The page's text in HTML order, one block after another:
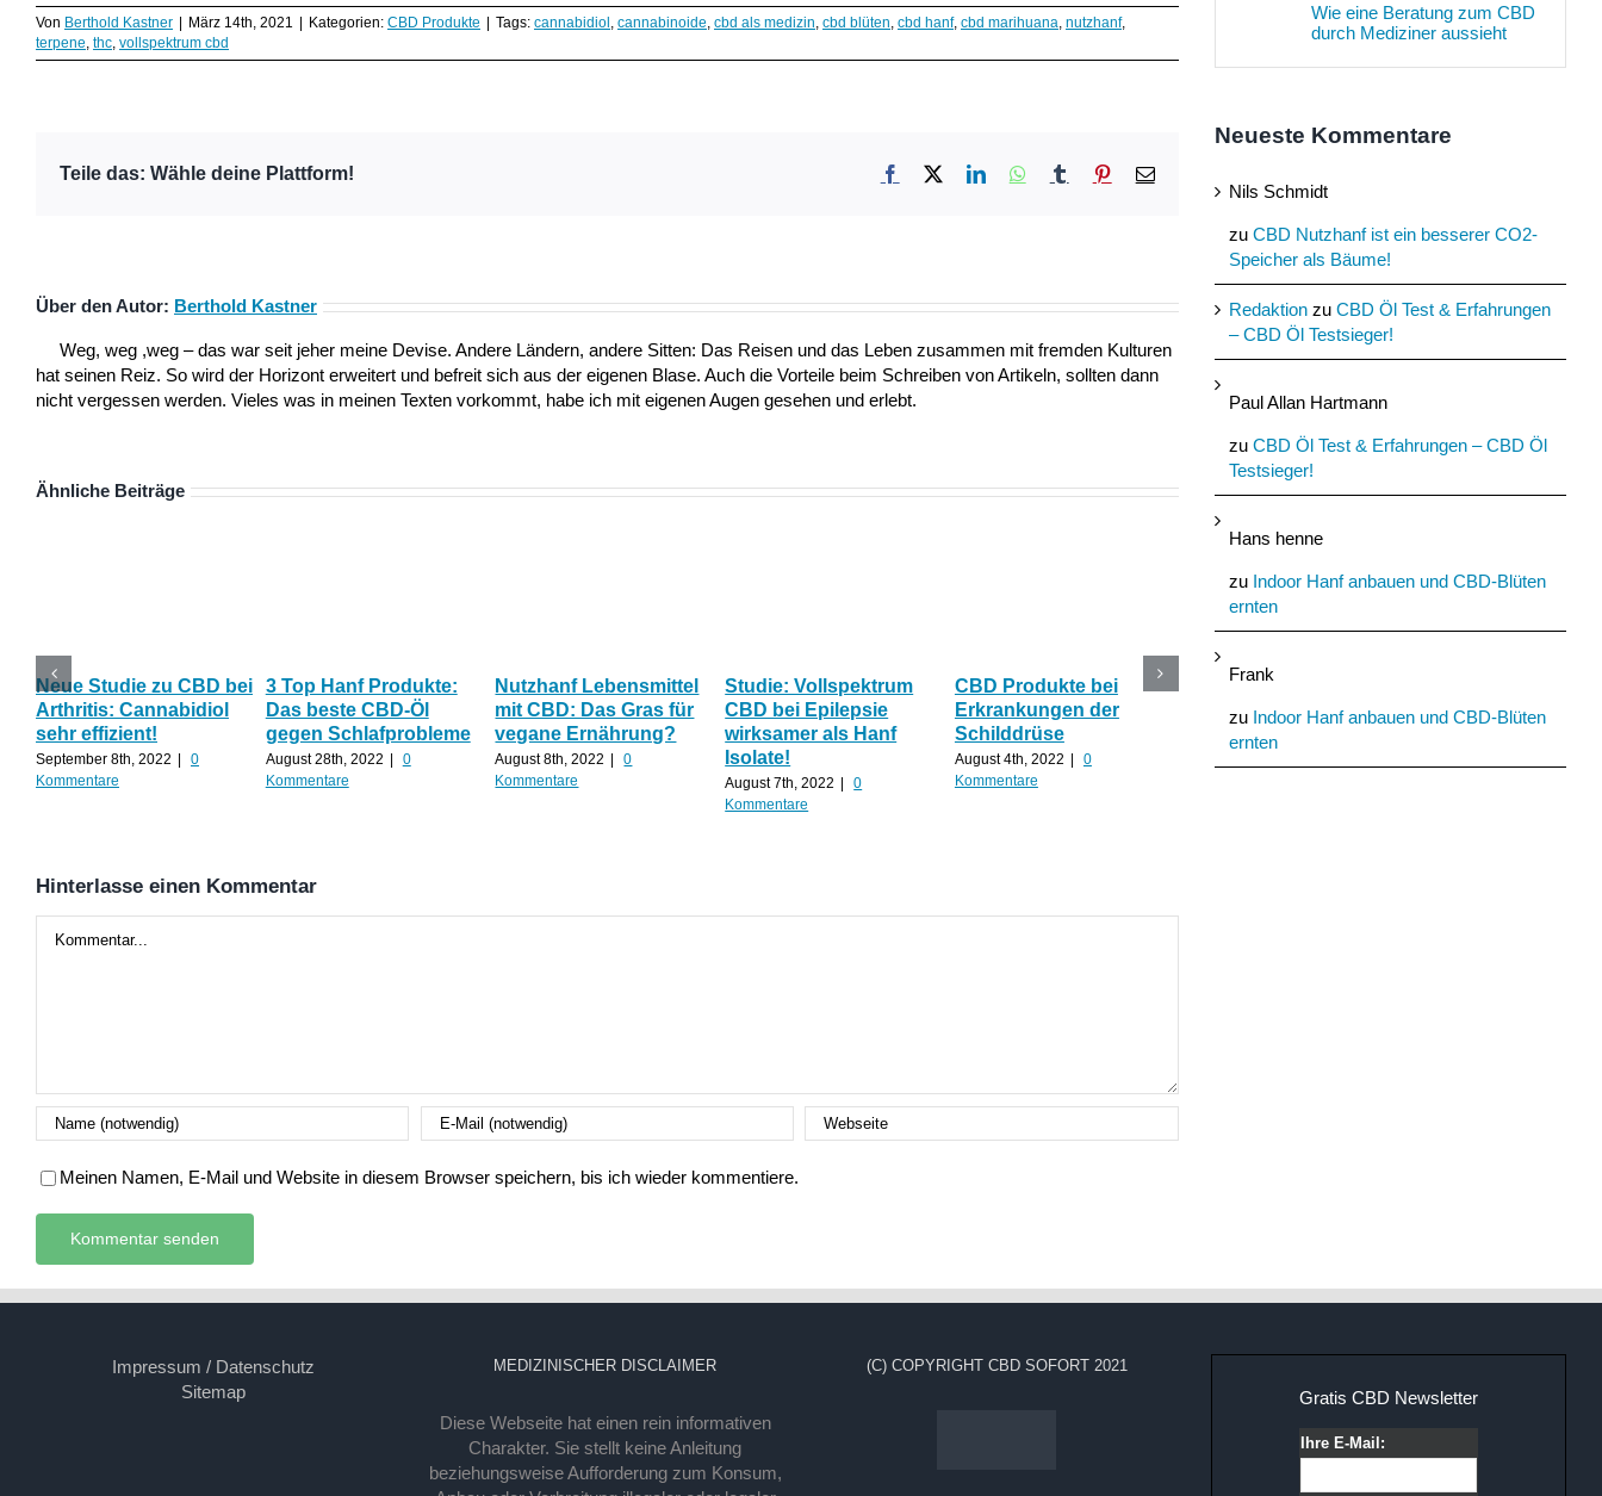
Von Berthold Kastner März 14th, 2021 Kategorien: CBD Produkte Tags: cannabidiol , cannabinoide, cbd als medizin, cbd blüten, cbd hanf, cbd marihuana, nutzhanf,
terpene, thc, vollspektrum cbd
Teile das: Wähle deine Plattform! Facebook
X LinkedInWhatsApp
TumblrPinterest
E-
Über den Autor: Berthold Kastner
Weg, weg ,weg – das war seit jeher meine Devise. Andere Ländern, andere Sitten: Das Reisen und das Leben zusammen mit fremden Kulturen
hat seinen Reiz. So wird der Horizont erweitert und befreit sich aus der eigenen Blase. Auch die Vorteile beim Schreiben von Artikeln, sollten dann
nicht vergessen werden. Vieles was in meinen Texten vorkommt, habe ich mit eigenen Augen gesehen und erlebt.
Ähnliche Beiträge
Neue Studie zu CBD bei
Arthritis: Cannabidiol
sehr effizient!
September 8th, 2022 |
0
Kommentare
3 Top Hanf Produkte:
Das beste CBD-Öl
gegen Schlafprobleme
August 28th, 2022 |
0
Kommentare
Nutzhanf Lebensmittel
mit CBD: Das Gras für
vegane Ernährung?
August 8th, 2022 |
0
Kommentare
Studie: Vollspektrum
CBD bei Epilepsie
wirksamer als Hanf
Isolate!
August 7th, 2022 |
0
Kommentare
CBD Produkte bei
Erkrankungen der
Schilddrüse
August 4th, 2022 |
0
Kommentare
CBD Blüten im Online
Shop kaufen oder selber
anbauen?
Produkte mit Hanf
Hinterlasse einen Kommentar
Meinen Namen, E-Mail und Website in diesem Browser speichern, bis ich wieder kommentiere.
Wie eine Beratung zum CBD
durch Mediziner aussieht
Neueste Kommentare
Nils Schmidt
zu CBD Nutzhanf ist ein besserer CO2-
Speicher als Bäume!
Redaktion zu CBD Öl Test & Erfahrungen
– CBD Öl Testsieger!
Paul Allan Hartmann
zu CBD Öl Test & Erfahrungen – CBD Öl
Testsieger!
Hans henne
zu Indoor Hanf anbauen und CBD-Blüten
ernten
Frank
zu Indoor Hanf anbauen und CBD-Blüten
ernten
Impressum / Datenschutz
Sitemap
MEDIZINISCHER DISCLAIMER
Diese Webseite hat einen rein informativen
Charakter. Sie stellt keine Anleitung
beziehungsweise Aufforderung zum Konsum,
(C) COPYRIGHT CBD SOFORT 2021
Gratis CBD Newsletter
Ihre E-Mail: